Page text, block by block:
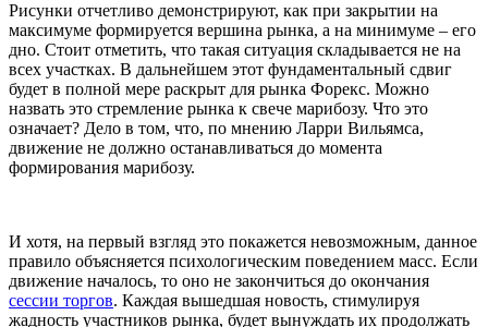
Рисунки отчетливо демонстрируют, как при закрытии на
максимуме формируется вершина рынка, а на минимуме – его
дно. Стоит отметить, что такая ситуация складывается не на
всех участках. В дальнейшем этот фундаментальный сдвиг
будет в полной мере раскрыт для рынка Форекс. Можно
назвать это стремление рынка к свече марибозу. Что это
означает? Дело в том, что, по мнению Ларри Вильямса,
движение не должно останавливаться до момента
формирования марибозу.
И хотя, на первый взгляд это покажется невозможным, данное
правило объясняется психологическим поведением масс. Если
движение началось, то оно не закончиться до окончания
сессии торгов. Каждая вышедшая новость, стимулируя
жадность участников рынка, будет вынуждать их продолжать